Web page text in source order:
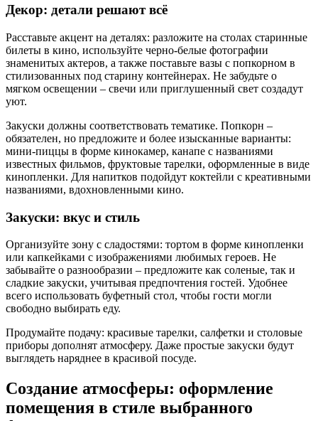
Декор: детали решают всё
Расставьте акцент на деталях: разложите на столах старинные
билеты в кино, используйте черно-белые фотографии
знаменитых актеров, а также поставьте вазы с попкорном в
стилизованных под старину контейнерах. Не забудьте о
мягком освещении – свечи или приглушенный свет создадут
уют.
Закуски должны соответствовать тематике. Попкорн –
обязателен, но предложите и более изысканные варианты:
мини-пиццы в форме кинокамер, канапе с названиями
известных фильмов, фруктовые тарелки, оформленные в виде
кинопленки. Для напитков подойдут коктейли с креативными
названиями, вдохновленными кино.
Закуски: вкус и стиль
Организуйте зону с сладостями: тортом в форме кинопленки
или капкейками с изображениями любимых героев. Не
забывайте о разнообразии – предложите как соленые, так и
сладкие закуски, учитывая предпочтения гостей. Удобнее
всего использовать буфетный стол, чтобы гости могли
свободно выбирать еду.
Продумайте подачу: красивые тарелки, салфетки и столовые
приборы дополнят атмосферу. Даже простые закуски будут
выглядеть наряднее в красивой посуде.
Создание атмосферы: оформление
помещения в стиле выбранного